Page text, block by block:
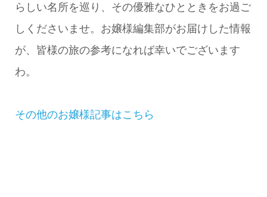
らしい名所を巡り、その優雅なひとときをお過ご
しくださいませ。お嬢様編集部がお届けした情報
が、皆様の旅の参考になれば幸いでございます
わ。
その他のお嬢様記事はこちら